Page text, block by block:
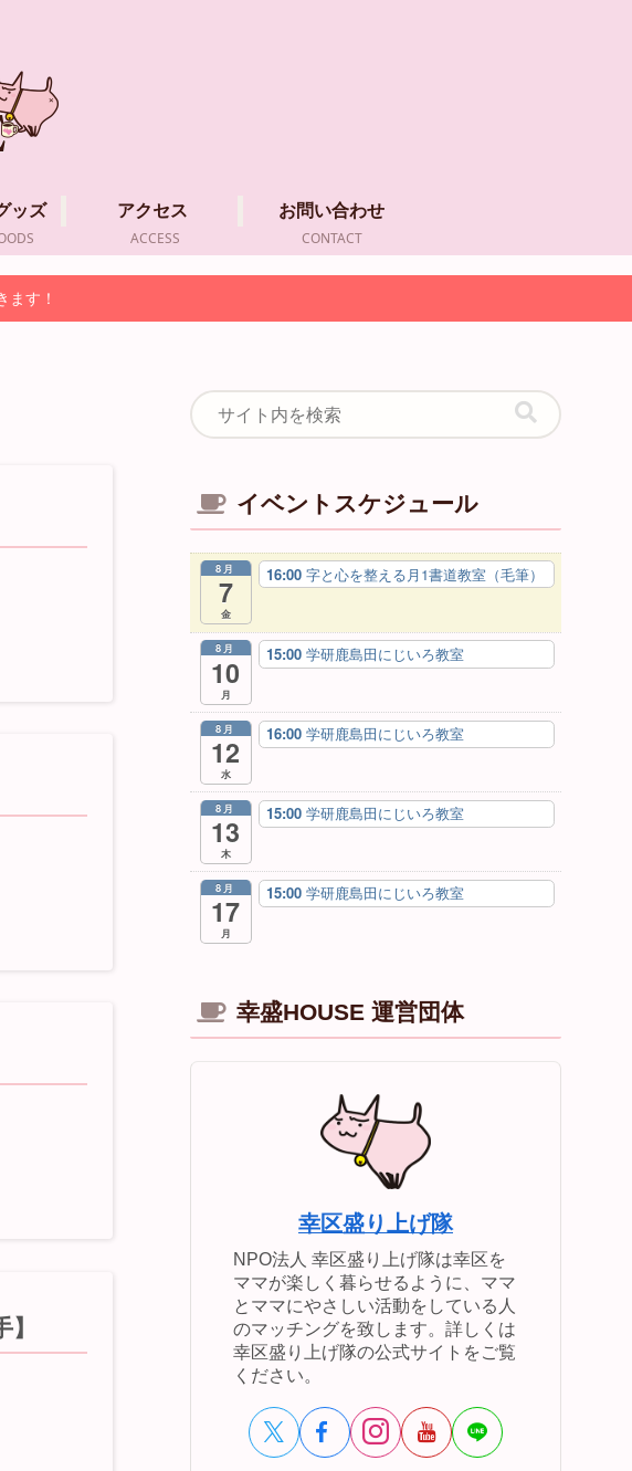
ッズ
アクセス
ACCESS
お問い合わせ
CONTACT
ます！
イベントスケジュール
8月
7
金
16:00 字と心を整える月1書道教室（毛筆）
8月
10
月
15:00 学研鹿島田にじいろ教室
8月
12
水
16:00 学研鹿島田にじいろ教室
8月
13
木
15:00 学研鹿島田にじいろ教室
8月
17
月
15:00 学研鹿島田にじいろ教室
幸盛HOUSE 運営団体
幸区盛り上げ隊
NPO法人 幸区盛り上げ隊は幸区を
ママが楽しく暮らせるように、ママ
とママにやさしい活動をしている人
のマッチングを致します。詳しくは
幸区盛り上げ隊の公式サイトをご覧
ください。